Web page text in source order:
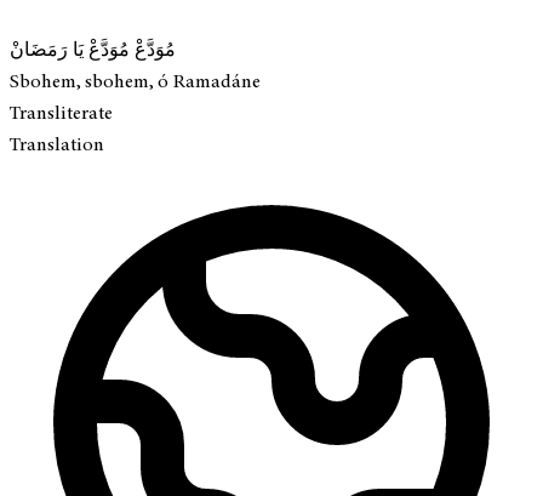
مُوَدَّعْ مُوَدَّعْ يَا رَمَضَانْ
Sbohem, sbohem, ó Ramadáne
Transliterate
Translation